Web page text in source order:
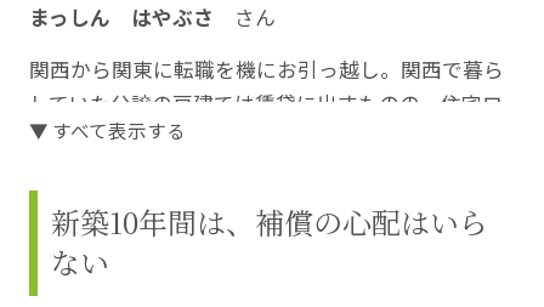
まっしん はやぶさ さん
関西から関東に転職を機にお引っ越し。関西で暮ら
していた分譲の戸建ては賃貸に出すものの、住宅ロ
ーンの支払いは赤字に…。さらに関東での家賃も加
それならば！と、二軒目の家を建てることに。住宅
ローンをできるだけ抑え、かつ、土地も建物も満足
のいく家づくりに挑戦されました。コストを抑える
▼ すべて表示する
新築10年間は、補償の心配はいら
ない